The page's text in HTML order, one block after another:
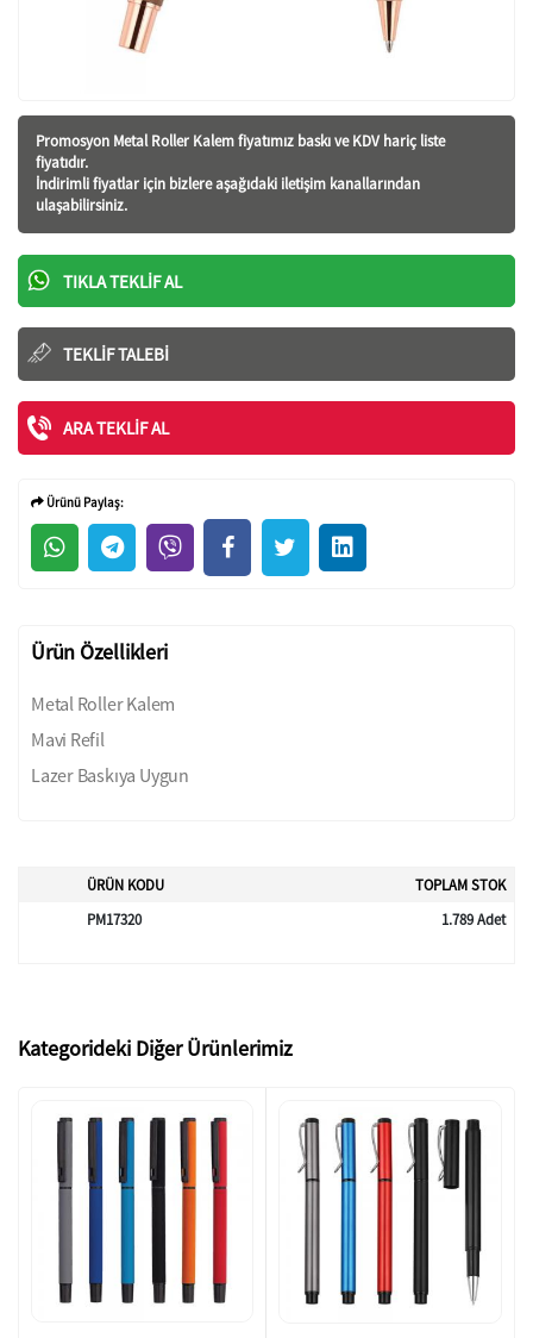
Promosyon Metal Roller Kalem fiyatımız baskı ve KDV hariç liste
fiyatıdır.
İndirimli fiyatlar için bizlere aşağıdaki iletişim kanallarından
ulaşabilirsiniz.
TIKLA TEKLIF AL
TEKLIF TALEBI
ARA TEKLIF AL
Ürünü Paylaş:
Ürün Özellikleri
Metal Roller Kalem
Mavi Refil
Lazer Baskıya Uygun
ÜRÜN KODU
TOPLAM STOK
PM17320
1.789 Adet
Kategorideki Diğer Ürünlerimiz